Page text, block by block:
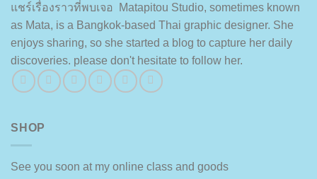
แชร์เรื่องราวที่พบเจอ Matapitou Studio, sometimes known
as Mata, is a Bangkok-based Thai graphic designer. She
enjoys sharing, so she started a blog to capture her daily
discoveries. please don't hesitate to follow her.
SHOP
See you soon at my online class and goods